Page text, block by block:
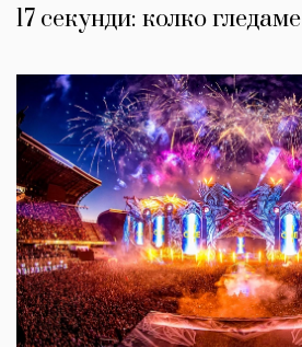
17 секунди: колко